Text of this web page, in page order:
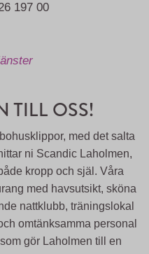
197 00
TILL OSS!
med det salta
ni Scandic Laholmen,
kropp och själ. Våra
med havsutsikt, sköna
nattklubb, träningslokal
omtänksamma personal
gör Laholmen till en